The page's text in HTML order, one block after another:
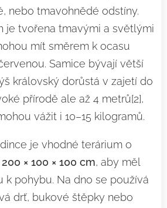
nebo tmavohnědé odstíny.
je tvořena tmavými a světlými
mít směrem k ocasu
Samice bývají větší
královský dorůstá v zajetí do
přírodě ale až 4 metrů[2],
vážit i 10–15 kilogramů.
je vhodné terárium o
200 × 100 × 100 cm, aby měl
k pohybu. Na dno se používá
drť, bukové štěpky nebo